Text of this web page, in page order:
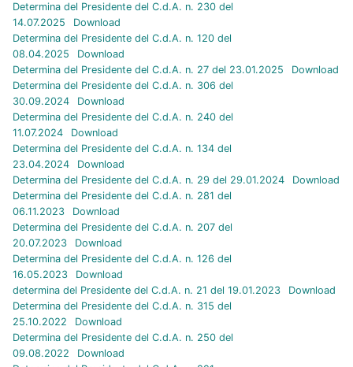
Determina del Presidente del C.d.A. n. 230 del
14.07.2025
Download
Determina del Presidente del C.d.A. n. 120 del
08.04.2025
Download
Determina del Presidente del C.d.A. n. 27 del 23.01.2025
Download
Determina del Presidente del C.d.A. n. 306 del
30.09.2024
Download
Determina del Presidente del C.d.A. n. 240 del
11.07.2024
Download
Determina del Presidente del C.d.A. n. 134 del
23.04.2024
Download
Determina del Presidente del C.d.A. n. 29 del 29.01.2024
Download
Determina del Presidente del C.d.A. n. 281 del
06.11.2023
Download
Determina del Presidente del C.d.A. n. 207 del
20.07.2023
Download
Determina del Presidente del C.d.A. n. 126 del
16.05.2023
Download
determina del Presidente del C.d.A. n. 21 del 19.01.2023
Download
Determina del Presidente del C.d.A. n. 315 del
25.10.2022
Download
Determina del Presidente del C.d.A. n. 250 del
09.08.2022
Download